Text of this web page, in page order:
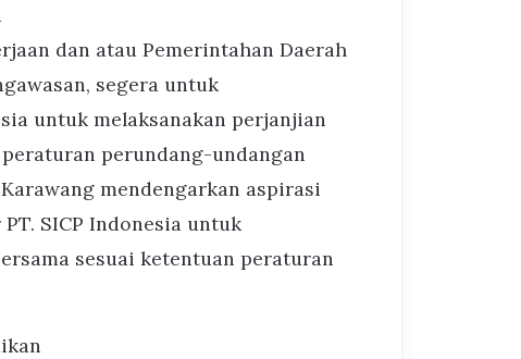
dan atau Pemerintahan Daerah
segera untuk
untuk melaksanakan perjanjian
perundang-undangan
mendengarkan aspirasi
SICP Indonesia untuk
sesuai ketentuan peraturan